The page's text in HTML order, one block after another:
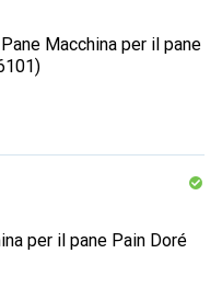
Macchina per il pane
per il pane Pain Doré